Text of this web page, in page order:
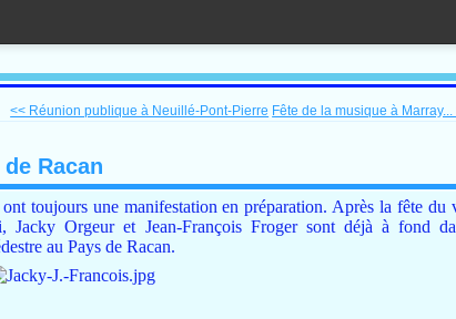
<< Réunion publique à Neuillé-Pont-Pierre Fête de la musique à Marray...
Racan
toujours une manifestation en préparation. Après la fête du
Jacky Orgeur et Jean-François Froger sont déjà à fond
au Pays de Racan.